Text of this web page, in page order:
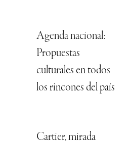
Agenda nacional:
Propuestas
culturales en todos
los rincones del país
Cartier, mirada